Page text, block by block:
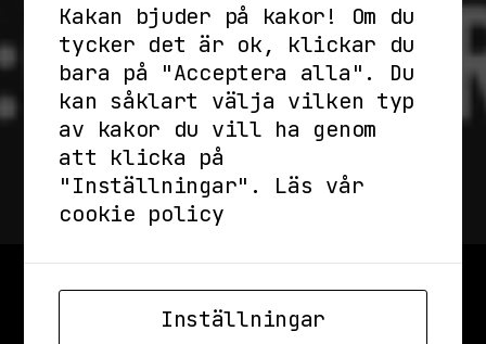
Kakan bjuder på kakor! Om du
tycker det är ok, klickar du
bara på "Acceptera alla". Du
kan såklart välja vilken typ
av kakor du vill ha genom
att klicka på
"Inställningar". Läs vår
cookie policy
Inställningar